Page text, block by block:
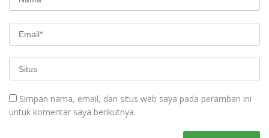
Simpan nama, email, dan situs web saya pada peramban ini
untuk komentar saya berikutnya.